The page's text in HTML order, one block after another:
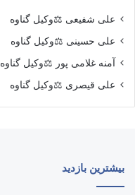
علی شفیعی ⚖️وکیل گناوه
علی حسینی ⚖️وکیل گناوه
آمنه غلامی پور ⚖️وکیل گناوه
علی قیصری ⚖️وکیل گناوه
بیشترین بازدید